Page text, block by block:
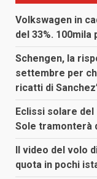
Volkswagen in
del 33%.
Schengen, la
settembre per
ricatti di
Eclissi solare
Sole tramonterà
Il video del volo
quota in pochi